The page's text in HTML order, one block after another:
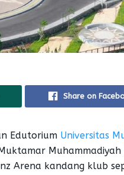
Share on
Edutorium Universitas
Arena kandang klub